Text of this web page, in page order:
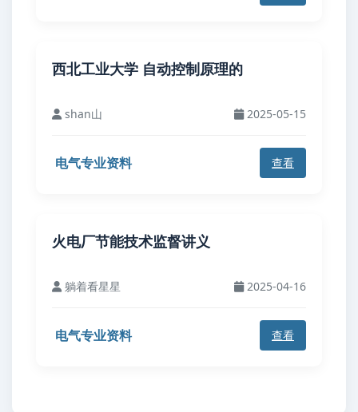
西北工业大学 自动控制原理的
shan山 2025-05-15
电气专业资料 查看
火电厂节能技术监督讲义
躺着看星星 2025-04-16
电气专业资料 查看